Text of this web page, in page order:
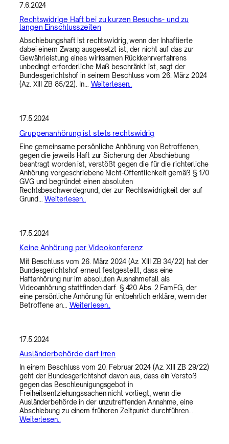
7.6.2024
Rechtswidrige Haft bei zu kurzen Besuchs- und zu
langen Einschlusszeiten
Abschiebungshaft ist rechtswidrig, wenn der Inhaftierte
dabei einem Zwang ausgesetzt ist, der nicht auf das zur
Gewährleistung eines wirksamen Rückkehrverfahrens
unbedingt erforderliche Maß beschränkt ist, sagt der
Bundesgerichtshof in seinem Beschluss vom 26. März 2024
(Az. XIII ZB 85/22). In… Weiterlesen..
17.5.2024
Gruppenanhörung ist stets rechtswidrig
Eine gemeinsame persönliche Anhörung von Betroffenen,
gegen die jeweils Haft zur Sicherung der Abschiebung
beantragt worden ist, verstößt gegen die für die richterliche
Anhörung vorgeschriebene Nicht-Öffentlichkeit gemäß § 170
GVG und begründet einen absoluten
Rechtsbeschwerdegrund, der zur Rechtswidrigkeit der auf
Grund…Weiterlesen..
17.5.2024
Keine Anhörung per Videokonferenz
Mit Beschluss vom 26. März 2024 (Az. XIII ZB 34/22) hat der
Bundesgerichtshof erneut festgestellt, dass eine
Haftanhörung nur im absoluten Ausnahmefall als
Videoanhörung stattfinden darf. § 420 Abs. 2 FamFG, der
eine persönliche Anhörung für entbehrlich erkläre, wenn der
Betroffene an… Weiterlesen..
17.5.2024
Ausländerbehörde darf irren
In einem Beschluss vom 20. Februar 2024 (Az. XIII ZB 29/22)
geht der Bundesgerichtshof davon aus, dass ein Verstoß
gegen das Beschleunigungsgebot in
Freiheitsentziehungssachen nicht vorliegt, wenn die
Ausländerbehörde in der unzutreffenden Annahme, eine
Abschiebung zu einem früheren Zeitpunkt durchführen…
Weiterlesen..